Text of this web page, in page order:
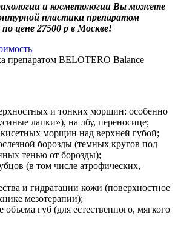
и косметологии Вы можете
пластики препаратом
цене 27500 р в Москве!
и тонких морщин: особенно
лапки»), на лбу, переносице;
морщин над верхней губой;
борозды (темных кругов под
тенью от борозды);
(в том числе атрофических,
и гидратации кожи (поверхностное
мезотерапии);
объема губ (для естественного, мягкого